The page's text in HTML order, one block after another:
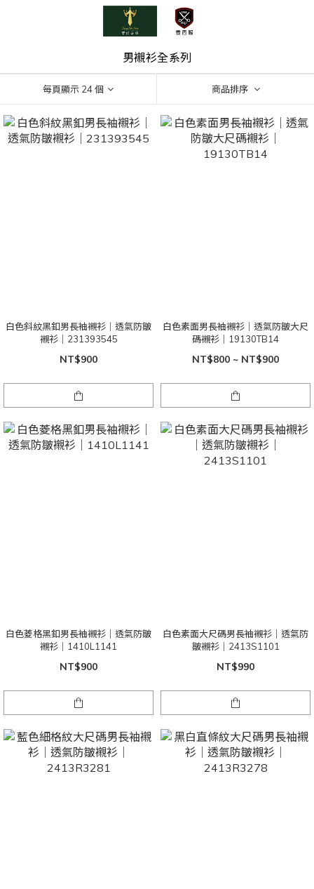
男襯衫全系列
每頁顯示 24 個 商品排序
白色斜紋黑釦男長袖襯衫｜透氣防皺
襯衫｜231393545
NT$900
白色素面男長袖襯衫｜透氣防皺大尺
碼襯衫｜19130TB14
NT$800 ~ NT$900
白色菱格黑釦男長袖襯衫｜透氣防皺
襯衫｜1410L1141
NT$900
白色素面大尺碼男長袖襯衫｜透氣防
皺襯衫｜2413S1101
NT$990